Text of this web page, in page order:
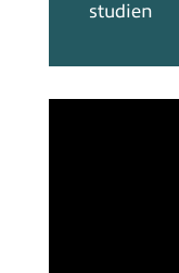
studien